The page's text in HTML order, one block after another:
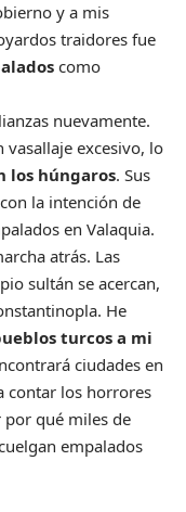
y a mis
traidores fue
como
nuevamente.
excesivo, lo
los húngaros. Sus
la intención de
en Valaquia.
atrás. Las
sultán se acercan,
He
turcos a mi
ciudades en
contar los horrores
qué miles de
empalados